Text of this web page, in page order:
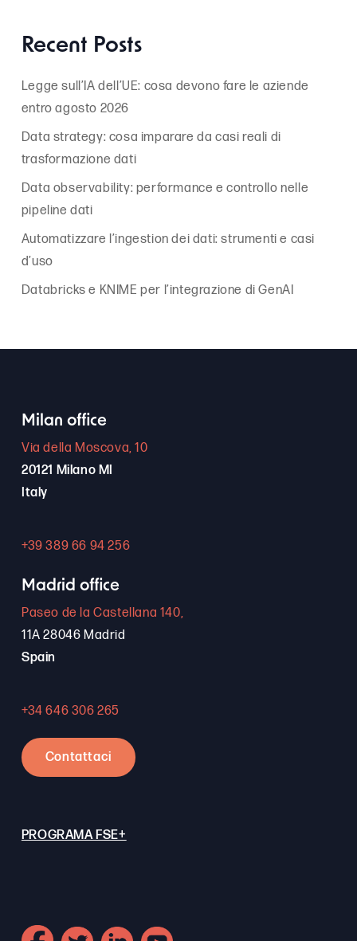
Recent Posts
Legge sull’IA dell’UE: cosa devono fare le aziende
entro agosto 2026
Data strategy: cosa imparare da casi reali di
trasformazione dati
Data observability: performance e controllo nelle
pipeline dati
Automatizzare l’ingestion dei dati: strumenti e casi
d’uso
Databricks e KNIME per l’integrazione di GenAI
Milan office
Via della Moscova, 10
20121 Milano MI
Italy
+39 389 66 94 256
Madrid office
Paseo de la Castellana 140,
11A 28046 Madrid
Spain
+34 646 306 265
Contattaci
PROGRAMA FSE+